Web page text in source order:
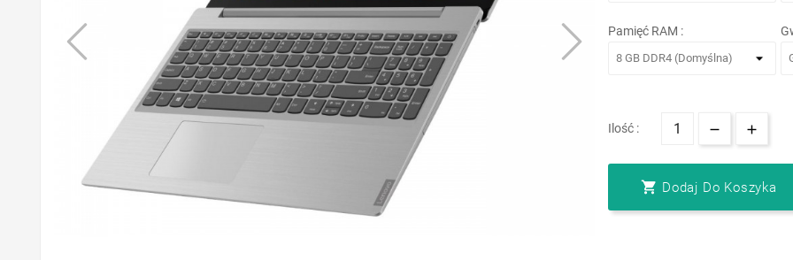
Pamięć RAM :
Ilość :
 Dodaj Do Koszyka